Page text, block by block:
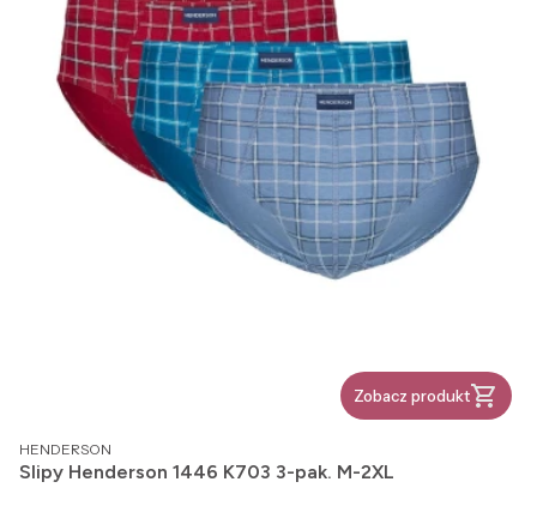
Zobacz produkt
PRODUCENT
HENDERSON
Slipy Henderson 1446 K703 3-pak. M-2XL